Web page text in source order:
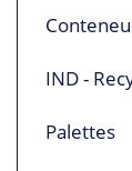
IND -
Palettes